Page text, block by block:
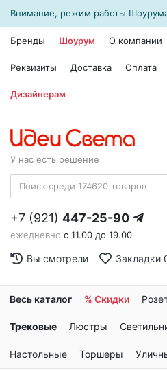
Внимание, режим работы
Бренды Шоурум О компании
Реквизиты Доставка Оплата
Дизайнерам
У нас есть решение
+7 (921) 447-25-90
ежедневно с 11.00 до 19.00
Вы смотрели Закладки
Весь каталог % Скидки
Трековые Люстры
Настольные Торшеры